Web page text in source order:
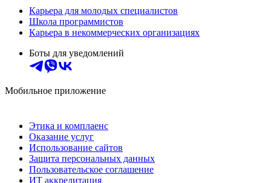
Карьера для молодых специалистов
Школа программистов
Карьера в некоммерческих организациях
Боты для уведомлений
Мобильное приложение
Этика и комплаенс
Оказание услуг
Использование сайтов
Защита персональных данных
Пользовательское соглашение
ИТ аккредитация